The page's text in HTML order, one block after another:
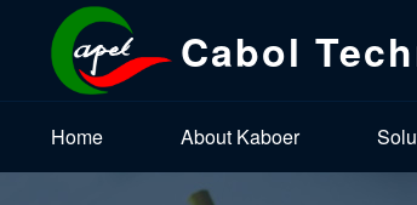
Cabol
Home About Kaboer